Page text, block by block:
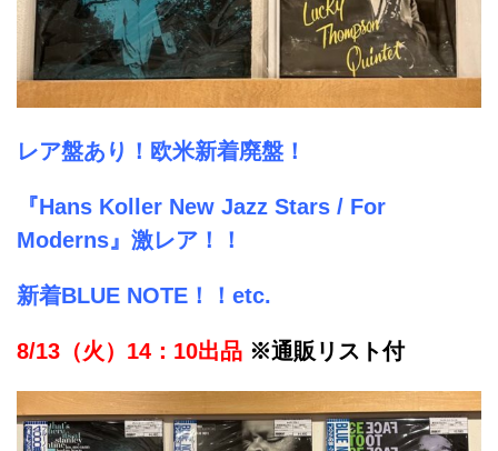
レア盤あり！欧米新着廃盤！
『Hans Koller New Jazz Stars / For
Moderns』激レア！！
新着BLUE NOTE！！ etc.
8/13（火）14：10出品 ※通販リスト付